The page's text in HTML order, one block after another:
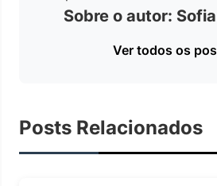
Sobre o autor:
Ver todos os
Posts Relacionados